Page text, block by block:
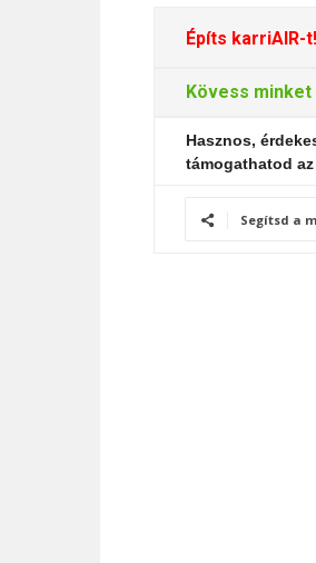
Építs karriAIR-t!
Kövess minket
Hasznos,
támogathatod
Segítsd a